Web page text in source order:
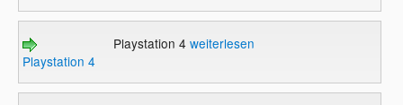
Playstation 4
Playstation 4 weiterlesen